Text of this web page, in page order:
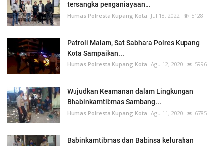
tersangka penganiayaan...
Humas Polresta Kupang Kota Jul 18, 2022 5128
Patroli Malam, Sat Sabhara Polres Kupang
Kota Sampaikan...
Humas Polresta Kupang Kota Agu 12, 2020 5996
Wujudkan Keamanan dalam Lingkungan
Bhabinkamtibmas Sambang...
Humas Polresta Kupang Kota Agu 11, 2020 6785
Babinkamtibmas dan Babinsa kelurahan